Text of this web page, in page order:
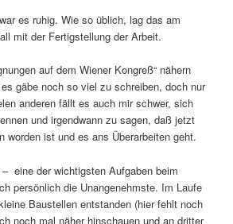
es ruhig. Wie so üblich, lag das am
mit der Fertigstellung der Arbeit.
auf dem Wiener Kongreß“ nähern
gäbe noch so viel zu schreiben, doch nur
anderen fällt es auch mir schwer, sich
und irgendwann zu sagen, daß jetzt
worden ist und es ans Überarbeiten geht.
eine der wichtigsten Aufgaben beim
persönlich die Unangenehmste. Im Laufe
Baustellen entstanden (hier fehlt noch
noch mal näher hinschauen und an dritter